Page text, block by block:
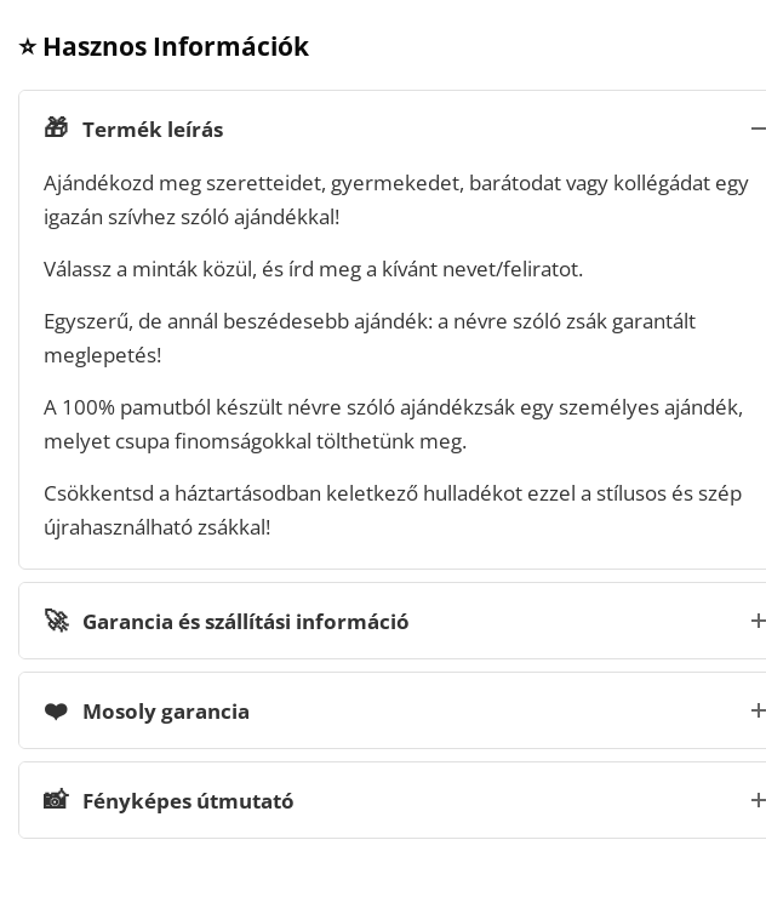
⭐ Hasznos Információk
🎁 Termék leírás
Ajándékozd meg szeretteidet, gyermekedet, barátodat vagy kollégádat egy
igazán szívhez szóló ajándékkal!
Válassz a minták közül, és írd meg a kívánt nevet/feliratot.
Egyszerű, de annál beszédesebb ajándék: a névre szóló zsák garantált
meglepetés!
A 100% pamutból készült névre szóló ajándékzsák egy személyes ajándék,
melyet csupa finomságokkal tölthetünk meg.
Csökkentsd a háztartásodban keletkező hulladékot ezzel a stílusos és szép
újrahasználható zsákkal!
🚀 Garancia és szállítási információ
❤️ Mosoly garancia
📸 Fényképes útmutató